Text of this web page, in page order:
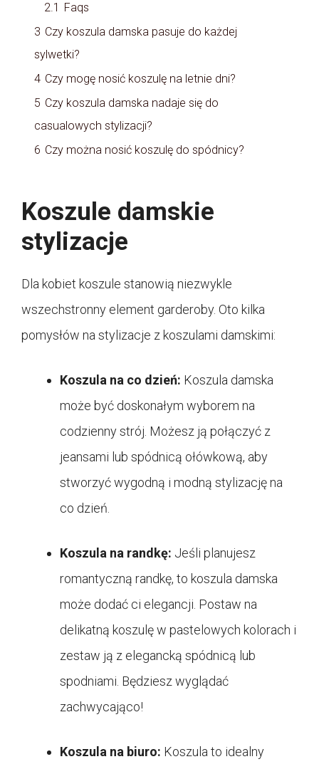
2.1
Faqs
3 Czy koszula damska pasuje do każdej
sylwetki?
4 Czy mogę nosić koszulę na letnie dni?
5 Czy koszula damska nadaje się do
casualowych stylizacji?
6 Czy można nosić koszulę do spódnicy?
Koszule damskie
stylizacje
Dla kobiet koszule stanowią niezwykle
wszechstronny element garderoby. Oto kilka
pomysłów na stylizacje z koszulami damskimi:
Koszula na co dzień: Koszula damska
może być doskonałym wyborem na
codzienny strój. Możesz ją połączyć z
jeansami lub spódnicą ołówkową, aby
stworzyć wygodną i modną stylizację na
co dzień.
Koszula na randkę: Jeśli planujesz
romantyczną randkę, to koszula damska
może dodać ci elegancji. Postaw na
delikatną koszulę w pastelowych kolorach i
zestaw ją z elegancką spódnicą lub
spodniami. Będziesz wyglądać
zachwycająco!
Koszula na biuro: Koszula to idealny